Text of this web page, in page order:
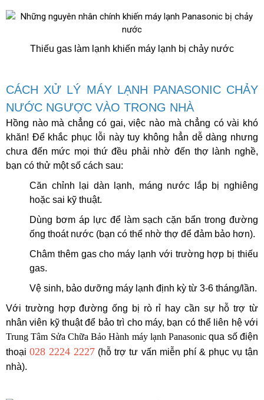
Thiếu gas làm lạnh khiến máy lạnh bị chảy nước
CÁCH XỬ LÝ MÁY LẠNH PANASONIC CHẢY
NƯỚC NGƯỢC VÀO TRONG NHÀ
Hồng nào mà chẳng có gai, việc nào mà chẳng có vài khó
khăn! Để khắc phục lỗi này tuy không hẳn dễ dàng nhưng
chưa đến mức mọi thứ đều phải nhờ đến thợ lành nghề,
bạn có thử một số cách sau:
Căn chỉnh lại dàn lạnh, máng nước lắp bị nghiêng
hoặc sai kỹ thuật.
Dùng bơm áp lực để làm sạch cặn bẩn trong đường
ống thoát nước (bạn có thể nhờ thợ để đảm bảo hơn).
Châm thêm gas cho máy lạnh với trường hợp bị thiếu
gas.
Vệ sinh, bảo dưỡng máy lạnh định kỳ từ 3-6 tháng/lần.
Với trường hợp đường ống bị rò rỉ hay cần sự hỗ trợ từ
nhân viên kỹ thuật để bảo trì cho máy, bạn có thể liên hệ với
Trung Tâm Sửa Chữa Bảo Hành máy lạnh Panasonic qua số điện
thoại028 2224 2227 (hỗ trợ tư vấn miễn phí & phục vụ tận
nhà).